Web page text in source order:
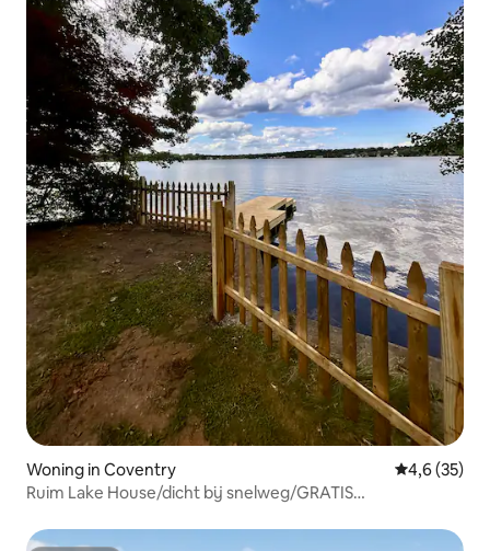
Woning in Coventry
4,6 (35)
Ruim Lake House/dicht bij snelweg/GRATIS